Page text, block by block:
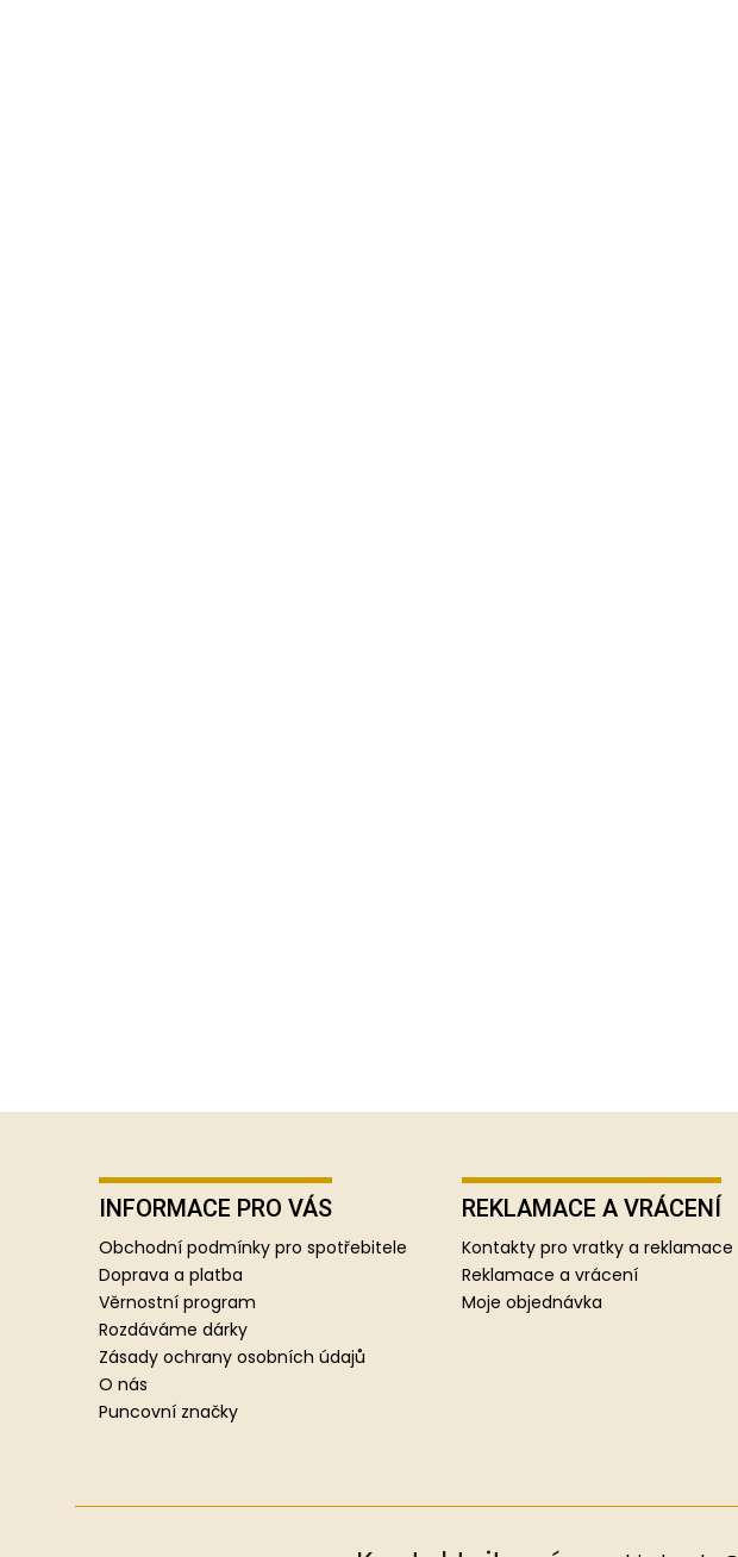
INFORMACE PRO VÁS
Obchodní podmínky pro spotřebitele
Doprava a platba
Věrnostní program
Rozdáváme dárky
Zásady ochrany osobních údajů
O nás
Puncovní značky
REKLAMACE A VRÁCENÍ
Kontakty pro vratky a reklamace
Reklamace a vrácení
Moje objednávka